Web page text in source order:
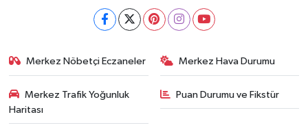
Merkez Nöbetçi Eczaneler Merkez Hava Durumu
Merkez Trafik Yoğunluk
Haritası
Puan Durumu ve Fikstür